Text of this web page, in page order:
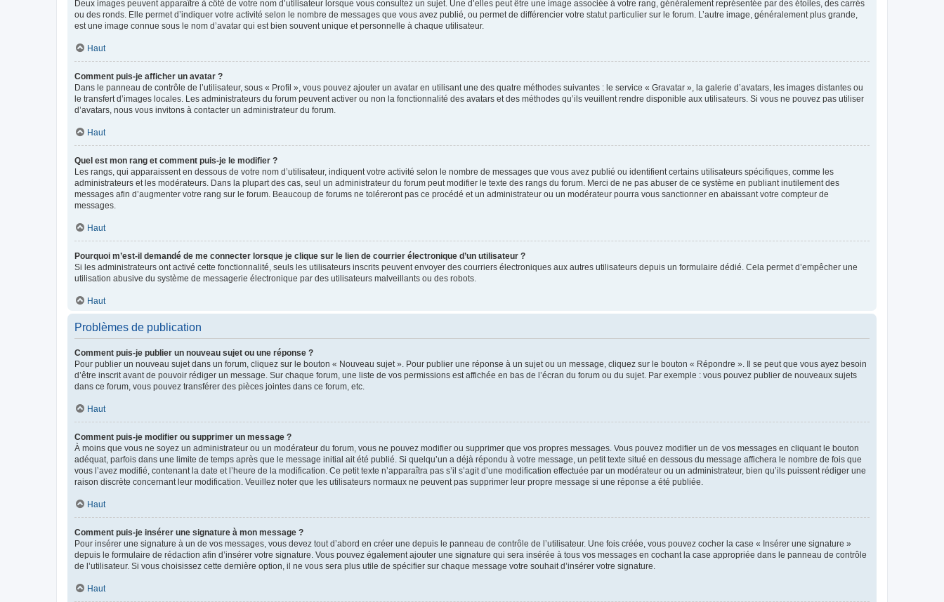
Deux images peuvent apparaître à côté de votre nom d’utilisateur lorsque vous consultez un sujet. Une d’elles peut être une image associée à votre rang, généralement représentée par des étoiles, des carrés
ou des ronds. Elle permet d’indiquer votre activité selon le nombre de messages que vous avez publié, ou permet de différencier votre statut particulier sur le forum. L’autre image, généralement plus grande,
est une image connue sous le nom d’avatar qui est bien souvent unique et personnelle à chaque utilisateur.
Haut
Comment puis-je afficher un avatar ?
Dans le panneau de contrôle de l’utilisateur, sous « Profil », vous pouvez ajouter un avatar en utilisant une des quatre méthodes suivantes : le service « Gravatar », la galerie d’avatars, les images distantes ou
le transfert d’images locales. Les administrateurs du forum peuvent activer ou non la fonctionnalité des avatars et des méthodes qu’ils veuillent rendre disponible aux utilisateurs. Si vous ne pouvez pas utiliser
d’avatars, nous vous invitons à contacter un administrateur du forum.
Haut
Quel est mon rang et comment puis-je le modifier ?
Les rangs, qui apparaissent en dessous de votre nom d’utilisateur, indiquent votre activité selon le nombre de messages que vous avez publié ou identifient certains utilisateurs spécifiques, comme les
administrateurs et les modérateurs. Dans la plupart des cas, seul un administrateur du forum peut modifier le texte des rangs du forum. Merci de ne pas abuser de ce système en publiant inutilement des
messages afin d’augmenter votre rang sur le forum. Beaucoup de forums ne toléreront pas ce procédé et un administrateur ou un modérateur pourra vous sanctionner en abaissant votre compteur de
messages.
Haut
Pourquoi m’est-il demandé de me connecter lorsque je clique sur le lien de courrier électronique d’un utilisateur ?
Si les administrateurs ont activé cette fonctionnalité, seuls les utilisateurs inscrits peuvent envoyer des courriers électroniques aux autres utilisateurs depuis un formulaire dédié. Cela permet d’empêcher une
utilisation abusive du système de messagerie électronique par des utilisateurs malveillants ou des robots.
Haut
Problèmes de publication
Comment puis-je publier un nouveau sujet ou une réponse ?
Pour publier un nouveau sujet dans un forum, cliquez sur le bouton « Nouveau sujet ». Pour publier une réponse à un sujet ou un message, cliquez sur le bouton « Répondre ». Il se peut que vous ayez besoin
d’être inscrit avant de pouvoir rédiger un message. Sur chaque forum, une liste de vos permissions est affichée en bas de l’écran du forum ou du sujet. Par exemple : vous pouvez publier de nouveaux sujets
dans ce forum, vous pouvez transférer des pièces jointes dans ce forum, etc.
Haut
Comment puis-je modifier ou supprimer un message ?
À moins que vous ne soyez un administrateur ou un modérateur du forum, vous ne pouvez modifier ou supprimer que vos propres messages. Vous pouvez modifier un de vos messages en cliquant le bouton
adéquat, parfois dans une limite de temps après que le message initial ait été publié. Si quelqu’un a déjà répondu à votre message, un petit texte situé en dessous du message affichera le nombre de fois que
vous l’avez modifié, contenant la date et l’heure de la modification. Ce petit texte n’apparaîtra pas s’il s’agit d’une modification effectuée par un modérateur ou un administrateur, bien qu’ils puissent rédiger une
raison discrète concernant leur modification. Veuillez noter que les utilisateurs normaux ne peuvent pas supprimer leur propre message si une réponse a été publiée.
Haut
Comment puis-je insérer une signature à mon message ?
Pour insérer une signature à un de vos messages, vous devez tout d’abord en créer une depuis le panneau de contrôle de l’utilisateur. Une fois créée, vous pouvez cocher la case « Insérer une signature »
depuis le formulaire de rédaction afin d’insérer votre signature. Vous pouvez également ajouter une signature qui sera insérée à tous vos messages en cochant la case appropriée dans le panneau de contrôle
de l’utilisateur. Si vous choisissez cette dernière option, il ne vous sera plus utile de spécifier sur chaque message votre souhait d’insérer votre signature.
Haut